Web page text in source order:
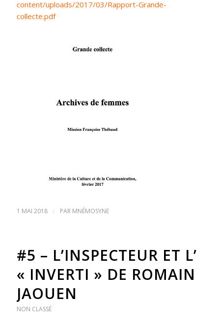
content/uploads/2017/03/Rapport-Grande-
collecte.pdf
1 MAI 2018 / PAR MNÉMOSYNE
#5 – L’INSPECTEUR ET L’
« INVERTI » DE ROMAIN
JAOUEN
NON CLASSÉ